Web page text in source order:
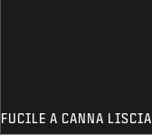
FUCILE A CANNA LISCIA